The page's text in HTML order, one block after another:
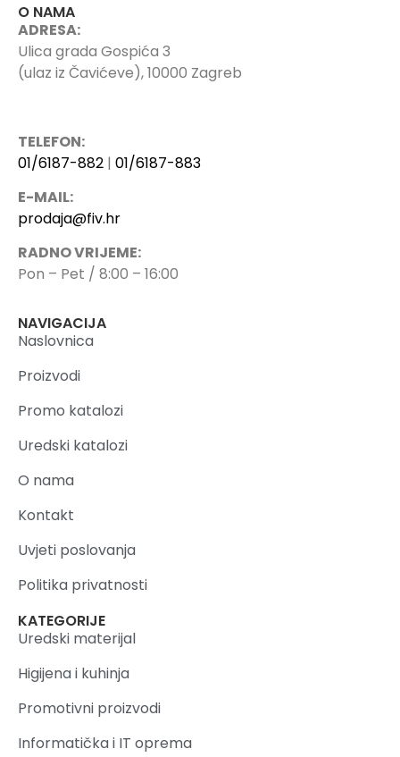
O NAMA
ADRESA:
Ulica grada Gospića 3
(ulaz iz Čavićeve), 10000 Zagreb
TELEFON:
01/6187-882 | 01/6187-883
E-MAIL:
prodaja@fiv.hr
RADNO VRIJEME:
Pon – Pet / 8:00 – 16:00
NAVIGACIJA
Naslovnica
Proizvodi
Promo katalozi
Uredski katalozi
O nama
Kontakt
Uvjeti poslovanja
Politika privatnosti
KATEGORIJE
Uredski materijal
Higijena i kuhinja
Promotivni proizvodi
Informatička i IT oprema